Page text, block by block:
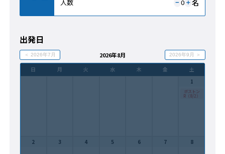
人数 − 0 ＋ 名
出発日
＜ 2026年7月 2026年8月 2026年9月 ＞
日 月 火 水 木 金
土
1
ボストン
R（8/2）
2 3 4 5 6 7 8